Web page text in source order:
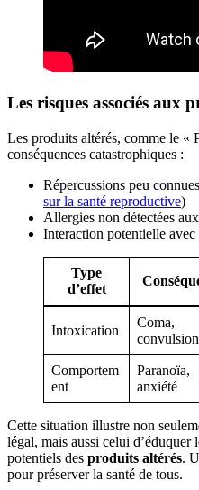
Les risques associés aux
Les produits altérés, comme le «
conséquences catastrophiques :
Répercussions peu
sur la santé reproductive)
Allergies non détectées
Interaction potentielle avec
Type
d’effet
Intoxication
Coma,
Comportem
ent
Paranoïa,
anxiété
Cette situation illustre non
légal, mais aussi celui d’éduquer
potentiels des produits altérés.
pour préserver la santé de tous.